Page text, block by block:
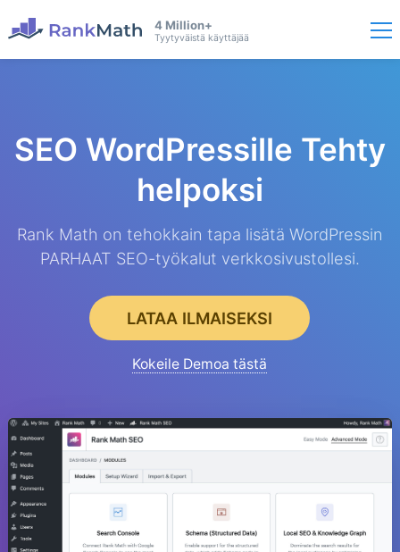
4 Million+
Tyytyväistä käyttäjää
SEO WordPressille Tehty
helpoksi
Rank Math on tehokkain tapa lisätä WordPressin
PARHAAT SEO-työkalut verkkosivustollesi.
LATAA ILMAISEKSI
Kokeile Demoa tästä